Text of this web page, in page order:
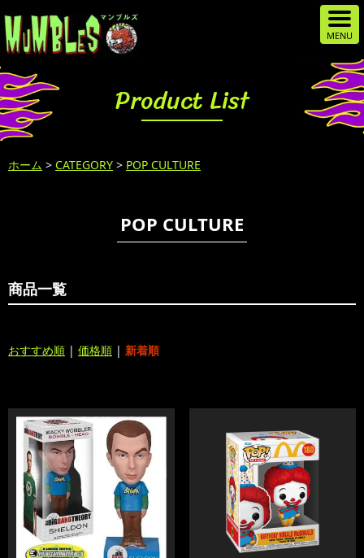
Product List
ホーム > CATEGORY > POP CULTURE
POP CULTURE
商品一覧
おすすめ順 | 価格順 | 新着順